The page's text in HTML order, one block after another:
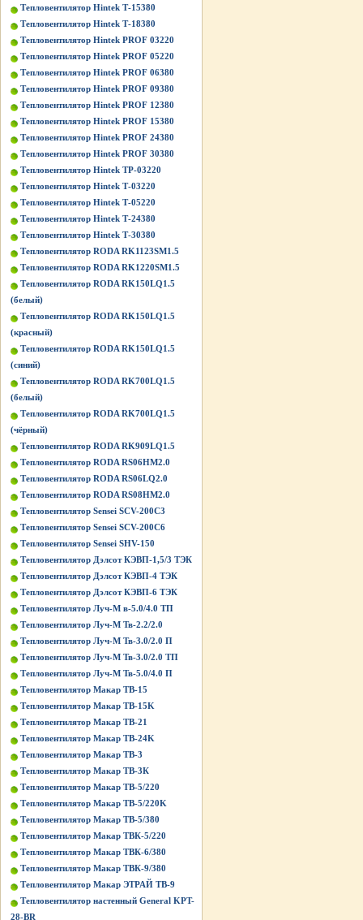
Тепловентилятор Hintek Т-15380
Тепловентилятор Hintek Т-18380
Тепловентилятор Hintek PROF 03220
Тепловентилятор Hintek PROF 05220
Тепловентилятор Hintek PROF 06380
Тепловентилятор Hintek PROF 09380
Тепловентилятор Hintek PROF 12380
Тепловентилятор Hintek PROF 15380
Тепловентилятор Hintek PROF 24380
Тепловентилятор Hintek PROF 30380
Тепловентилятор Hintek TP-03220
Тепловентилятор Hintek Т-03220
Тепловентилятор Hintek Т-05220
Тепловентилятор Hintek Т-24380
Тепловентилятор Hintek Т-30380
Тепловентилятор RODA RK1123SM1.5
Тепловентилятор RODA RK1220SM1.5
Тепловентилятор RODA RK150LQ1.5
(белый)
Тепловентилятор RODA RK150LQ1.5
(красный)
Тепловентилятор RODA RK150LQ1.5
(синий)
Тепловентилятор RODA RK700LQ1.5
(белый)
Тепловентилятор RODA RK700LQ1.5
(чёрный)
Тепловентилятор RODA RK909LQ1.5
Тепловентилятор RODA RS06HM2.0
Тепловентилятор RODA RS06LQ2.0
Тепловентилятор RODA RS08HM2.0
Тепловентилятор Sensei SCV-200C3
Тепловентилятор Sensei SCV-200C6
Тепловентилятор Sensei SHV-150
Тепловентилятор Дэлсот КЭВП-1,5/3 ТЭК
Тепловентилятор Дэлсот КЭВП-4 ТЭК
Тепловентилятор Дэлсот КЭВП-6 ТЭК
Тепловентилятор Луч-М в-5.0/4.0 ТП
Тепловентилятор Луч-М Тв-2.2/2.0
Тепловентилятор Луч-М Тв-3.0/2.0 П
Тепловентилятор Луч-М Тв-3.0/2.0 ТП
Тепловентилятор Луч-М Тв-5.0/4.0 П
Тепловентилятор Макар ТВ-15
Тепловентилятор Макар ТВ-15K
Тепловентилятор Макар ТВ-21
Тепловентилятор Макар ТВ-24K
Тепловентилятор Макар ТВ-3
Тепловентилятор Макар ТВ-3К
Тепловентилятор Макар ТВ-5/220
Тепловентилятор Макар ТВ-5/220K
Тепловентилятор Макар ТВ-5/380
Тепловентилятор Макар ТВК-5/220
Тепловентилятор Макар ТВК-6/380
Тепловентилятор Макар ТВК-9/380
Тепловентилятор Макар ЭТРАЙ ТВ-9
Тепловентилятор настенный General KPT-
28-BR